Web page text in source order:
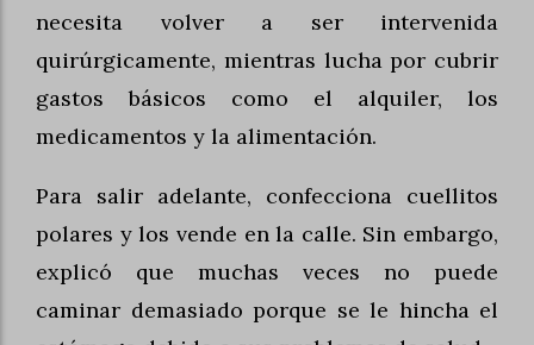
necesita volver a ser intervenida
quirúrgicamente, mientras lucha por cubrir
gastos básicos como el alquiler, los
medicamentos y la alimentación.
Para salir adelante, confecciona cuellitos
polares y los vende en la calle. Sin embargo,
explicó que muchas veces no puede
caminar demasiado porque se le hincha el